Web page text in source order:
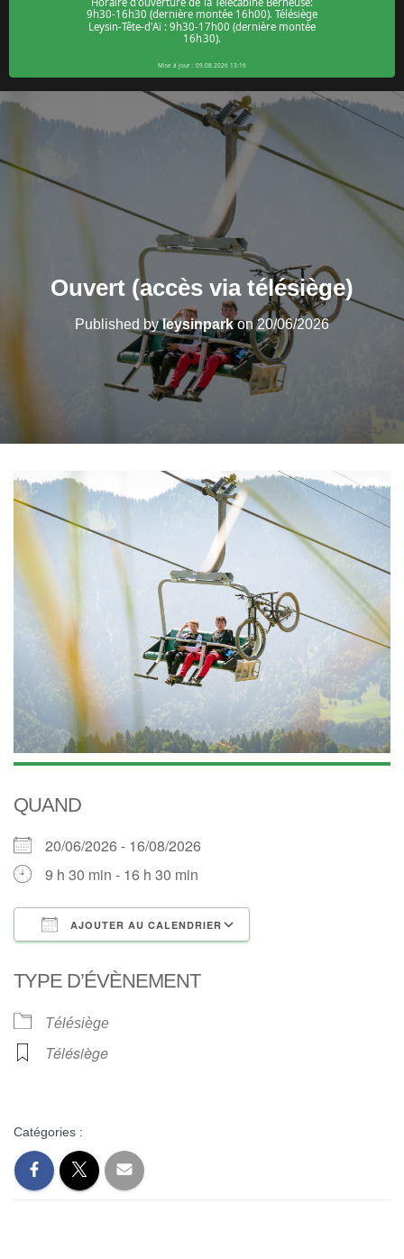
Ouvert (accès via télésiège)
Published byleysinparkon20/06/2026
QUAND
20/06/2026 - 16/08/2026
9 h 30 min - 16 h 30 min
AJOUTER AU CALENDRIER
TYPE D’ÉVÈNEMENT
Télésiège
Télésiège
Catégories :